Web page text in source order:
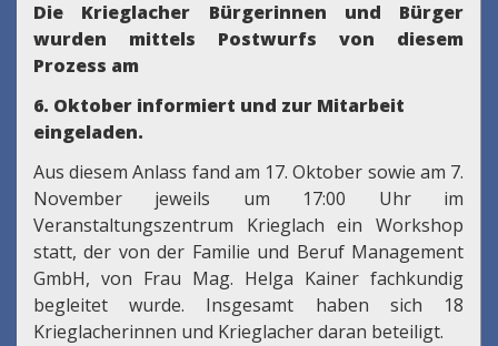
Die Krieglacher Bürgerinnen und Bürger
wurden mittels Postwurfs von diesem
Prozess am
6. Oktober informiert und zur Mitarbeit
eingeladen.
Aus diesem Anlass fand am 17. Oktober sowie am 7.
November jeweils um 17:00 Uhr im
Veranstaltungszentrum Krieglach ein Workshop
statt, der von der Familie und Beruf Management
GmbH, von Frau Mag. Helga Kainer fachkundig
begleitet wurde. Insgesamt haben sich 18
Krieglacherinnen und Krieglacher daran beteiligt.